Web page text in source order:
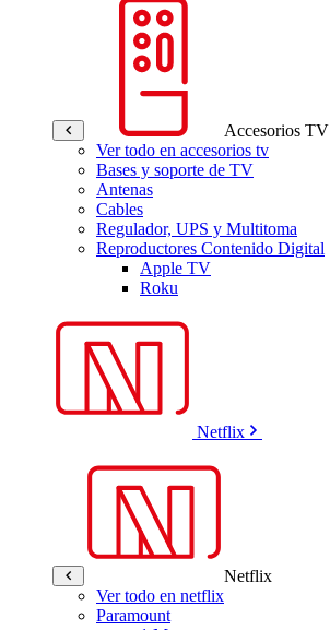
Accesorios TV
Ver todo en accesorios tv
Bases y soporte de TV
Antenas
Cables
Regulador, UPS y Multitoma
Reproductores Contenido Digital
Apple TV
Roku
Netflix
Netflix
Ver todo en netflix
Paramount